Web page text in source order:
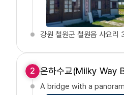
강원 철원군 철원읍 사요리
2 은하수교(Milky Way
A bridge with a